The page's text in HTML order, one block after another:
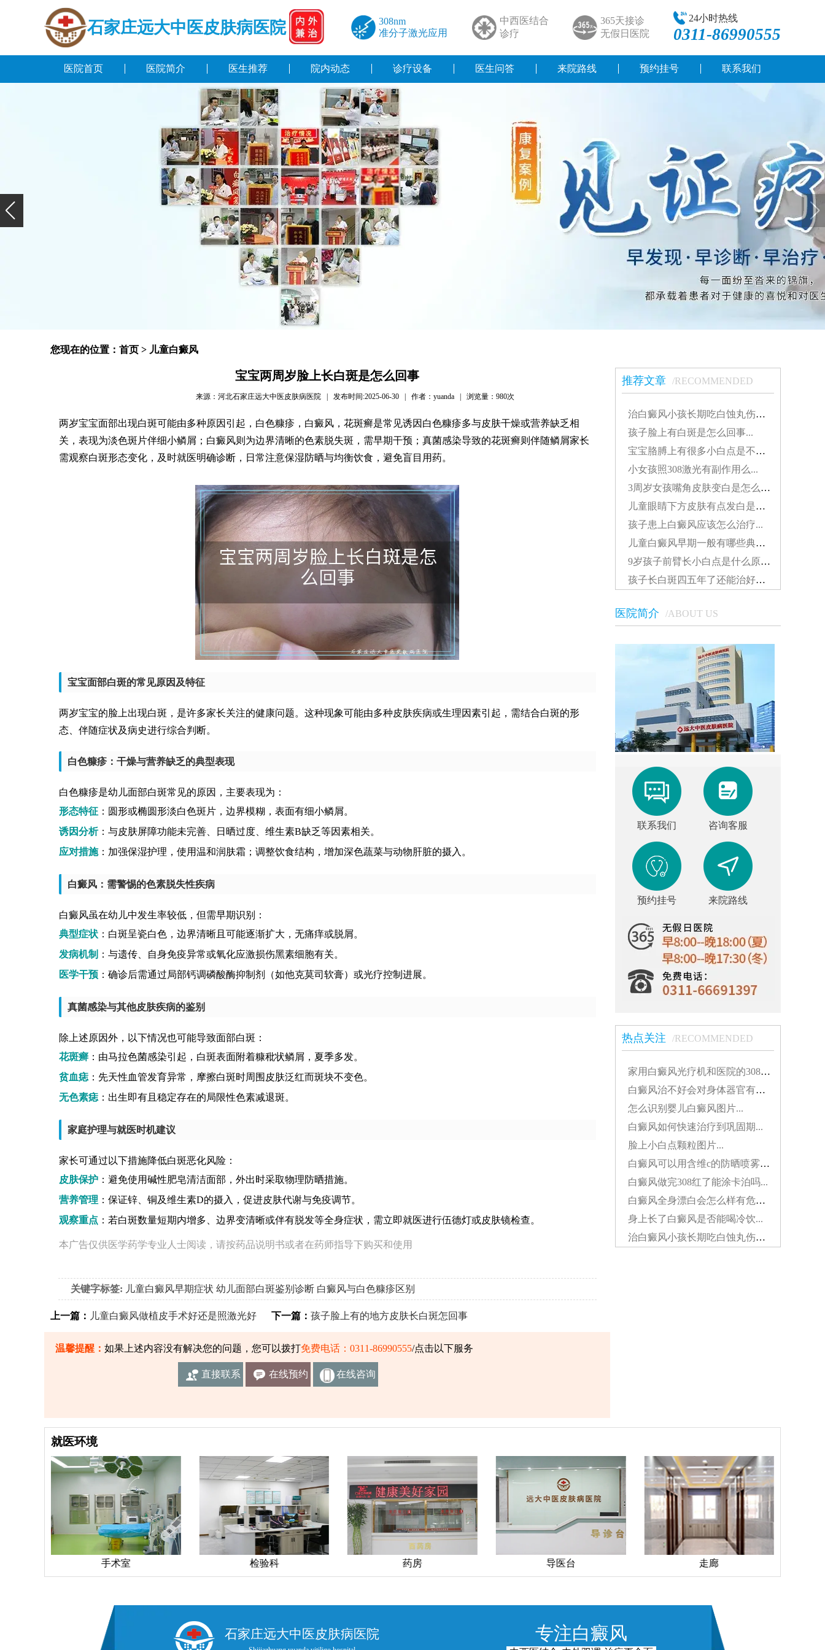
石家庄远大中医皮肤病医院
308nm
准分子激光应用
中西医结合
诊疗
365天接诊
无假日医院
24小时热线
0311-86990555
医院首页 医院简介 医生推荐 院内动态 诊疗设备 医生问答 来院路线 预约挂号 联系我们
您现在的位置： 首页 > 儿童白癜风
宝宝两周岁脸上长白斑是怎么回事
来源：河北石家庄远大中医皮肤病医院 | 发布时间:2025-06-30 | 作者：yuanda | 浏览量： 980次
两岁宝宝面部出现白斑可能由多种原因引起，白色糠疹，白癜风，花斑癣是常见诱因白色糠疹多与皮肤干燥或营养缺乏相
关，表现为淡色斑片伴细小鳞屑；白癜风则为边界清晰的色素脱失斑，需早期干预；真菌感染导致的花斑癣则伴随鳞屑家长
需观察白斑形态变化，及时就医明确诊断，日常注意保湿防晒与均衡饮食，避免盲目用药。
宝宝面部白斑的常见原因及特征
两岁宝宝的脸上出现白斑，是许多家长关注的健康问题。这种现象可能由多种皮肤疾病或生理因素引起，需结合白斑的形
态、伴随症状及病史进行综合判断。
白色糠疹：干燥与营养缺乏的典型表现
白色糠疹是幼儿面部白斑常见的原因，主要表现为：
形态特征：圆形或椭圆形淡白色斑片，边界模糊，表面有细小鳞屑。
诱因分析：与皮肤屏障功能未完善、日晒过度、维生素B缺乏等因素相关。
应对措施：加强保湿护理，使用温和润肤霜；调整饮食结构，增加深色蔬菜与动物肝脏的摄入。
白癜风：需警惕的色素脱失性疾病
白癜风虽在幼儿中发生率较低，但需早期识别：
典型症状：白斑呈瓷白色，边界清晰且可能逐渐扩大，无痛痒或脱屑。
发病机制 ：与遗传、自身免疫异常或氧化应激损伤黑素细胞有关。
医学干预：确诊后需通过局部钙调磷酸酶抑制剂（如他克莫司软膏）或光疗控制进展。
真菌感染与其他皮肤疾病的鉴别
除上述原因外，以下情况也可能导致面部白斑：
花斑癣：由马拉色菌感染引起，白斑表面附着糠秕状鳞屑，夏季多发。
贫血痣：先天性血管发育异常，摩擦白斑时周围皮肤泛红而斑块不变色。
无色素痣：出生即有且稳定存在的局限性色素减退斑。
家庭护理与就医时机建议
家长可通过以下措施降低白斑恶化风险：
皮肤保护：避免使用碱性肥皂清洁面部，外出时采取物理防晒措施。
营养管理 ：保证锌、铜及维生素D的摄入，促进皮肤代谢与免疫调节。
观察重点 ：若白斑数量短期内增多、边界变清晰或伴有脱发等全身症状，需立即就医进行伍德灯或皮肤镜检查。
本广告仅供医学药学专业人士阅读，请按药品说明书或者在药师指导下购买和使用
关键字标签: 儿童白癜风早期症状 幼儿面部白斑鉴别诊断 白癜风与白色糠疹区别
上一篇： 儿童白癜风做植皮手术好还是照激光好 下一篇： 孩子脸上有的地方皮肤长白斑怎回事
温馨提醒：如果上述内容没有解决您的问题，您可以拨打免费电话：0311-86990555/点击以下服务
直接联系 在线预约 在线咨询
推荐文章 /RECOMMENDED
治白癜风小孩长期吃白蚀丸伤肝吗...
孩子脸上有白斑是怎么回事...
宝宝胳膊上有很多小白点是不是白癜风...
小女孩照308激光有副作用么...
3周岁女孩嘴角皮肤变白是怎么了...
儿童眼睛下方皮肤有点发白是得了白癜风吗...
孩子患上白癜风应该怎么治疗...
儿童白癜风早期一般有哪些典型特征...
9岁孩子前臂长小白点是什么原因...
孩子长白斑四五年了还能治好吗怎么治...
医院简介 /ABOUT US
联系我们 咨询客服
预约挂号 来院路线
热点关注 /RECOMMENDED
家用白癜风光疗机和医院的308有什么不同...
白癜风治不好会对身体器官有影响吗...
怎么识别婴儿白癜风图片...
白癜风如何快速治疗到巩固期...
脸上小白点颗粒图片...
白癜风可以用含维c的防晒喷雾吗...
白癜风做完308红了能涂卡泊吗...
白癜风全身漂白会怎么样有危害吗...
身上长了白癜风是否能喝冷饮...
治白癜风小孩长期吃白蚀丸伤肝吗...
就医环境
手术室 检验科 药房 导医台 走廊
石家庄远大中医皮肤病医院 专注白癜风